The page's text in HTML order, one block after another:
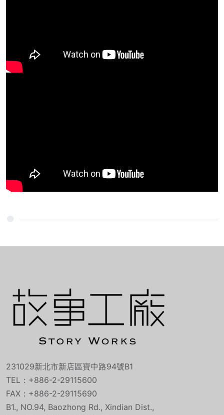
231029新北市新店區寶中路94號B1
TEL：+886-2-29115600
FAX：+886-2-29115690
B1., NO.94, Baozhong Rd., Xindian Dist.,